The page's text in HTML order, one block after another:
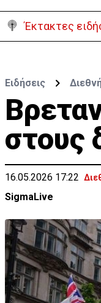
Έκτακτες
Ειδήσεις
στους
16.05.2026 17:22
SigmaLive